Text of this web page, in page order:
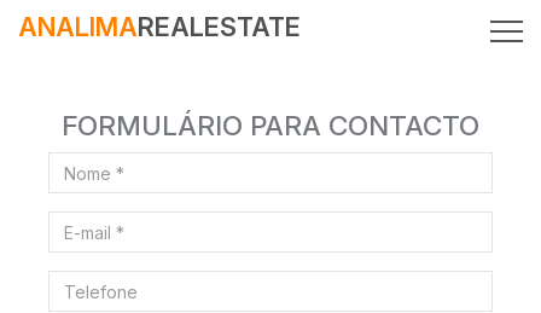
ANALIMAREALESTATE
FORMULÁRIO PARA CONTACTO